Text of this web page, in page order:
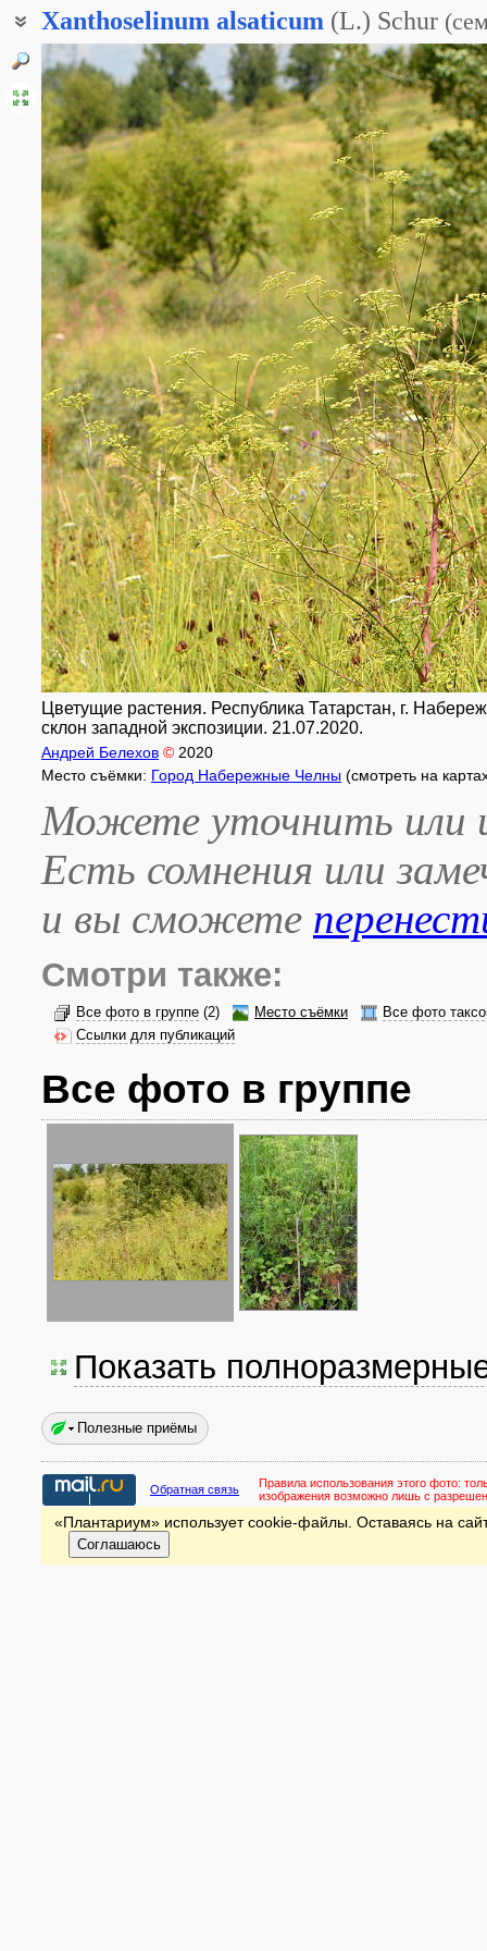
Xanthoselinum alsaticum (L.) Schur (
Горичник альзатский
Горичник Любименко
Горичник эльзасский
Ксантоселинум морозниковый
Ксантоселинум эльзасский
Цветущие растения. Республика Татарстан, г.
склон западной экспозиции. 21.07.2020.
Андрей Белехов © 2020
Место съёмки: Город Набережные Челны (смотреть на
Можете уточнить или
Есть сомнения или
и вы сможете
Смотри также:
Все фото в группе (2) Место съёмки
Все фото
Ссылки для публикаций
Все фото в группе
Показать
Полезные приёмы
Обратная связь Правила использования этого фото:
изображения возможно лишь с
«Плантариум» использует cookie-файлы. Оставаясь на
Соглашаюсь